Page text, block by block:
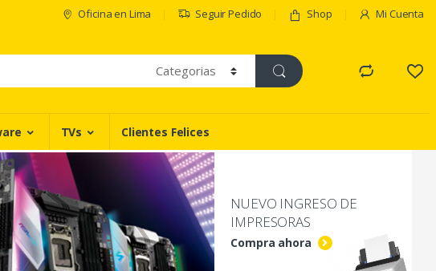
Oficina en Lima Seguir Pedido Shop Mi Cuenta
TVs Clientes Felices
NUEVO INGRESO DE
IMPRESORAS
Compra ahora